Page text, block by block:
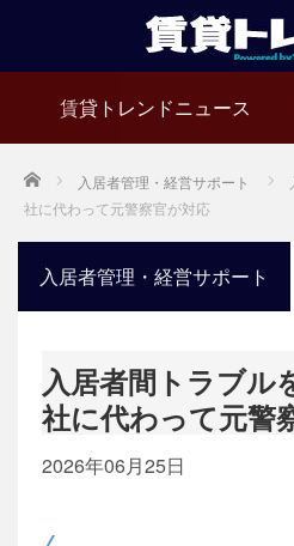
賃貸トレンドニュース
Home 入居者管理・経営サポート
社に代わって元警察官が対応
入居者管理・経営サポート
入居者間トラブル
社に代わって元警
2026年06月25日